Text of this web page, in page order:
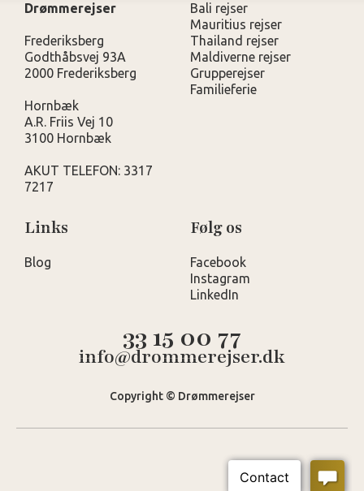
Drømmerejser
Frederiksberg
Godthåbsvej 93A
2000 Frederiksberg
Hornbæk
A.R. Friis Vej 10
3100 Hornbæk
AKUT TELEFON: 3317
7217
Bali rejser
Mauritius rejser
Thailand rejser
Maldiverne rejser
Grupperejser
Familieferie
Links
Blog
Følg os
Facebook
Instagram
LinkedIn
33 15 00 77
info@drommerejser.dk
Copyright © Drømmerejser